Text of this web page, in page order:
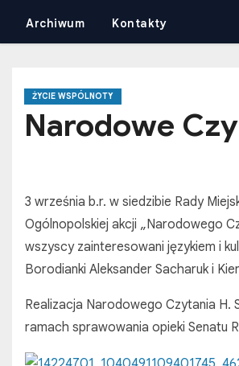
e
Archiwum Kontakty
ŻYCIE WSPÓLNOTY
Narodowe
3 września b.r. w siedzibie Rady
Ogólnopolskiej akcji „Narodowego
wszyscy zainteresowani językiem i
Borodianki Aleksander Sacharuk i
Realizacja Narodowego Czytania H.
ramach sprawowania opieki Senatu